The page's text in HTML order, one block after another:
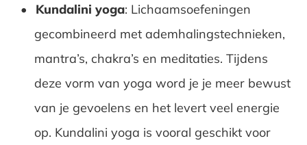
Kundalini yoga: Lichaamsoefeningen
gecombineerd met ademhalingstechnieken,
mantra’s, chakra’s en meditaties. Tijdens
deze vorm van yoga word je je meer bewust
van je gevoelens en het levert veel energie
op. Kundalini yoga is vooral geschikt voor